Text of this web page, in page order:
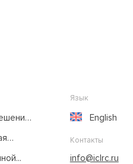
Язык
English
Контакты
info@iclrc.ru